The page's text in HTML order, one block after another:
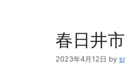
春日井
2023年4月12日 by